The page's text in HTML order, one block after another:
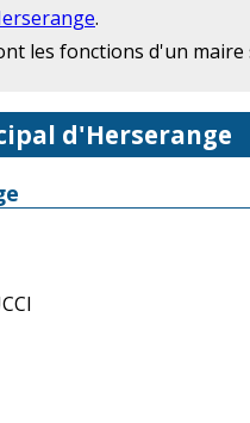
.
les fonctions d'un
d'Herserange